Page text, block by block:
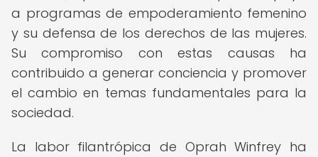
a programas de empoderamiento femenino
y su defensa de los derechos de las mujeres.
Su compromiso con estas causas ha
contribuido a generar conciencia y promover
el cambio en temas fundamentales para la
sociedad.
La labor filantrópica de Oprah Winfrey ha